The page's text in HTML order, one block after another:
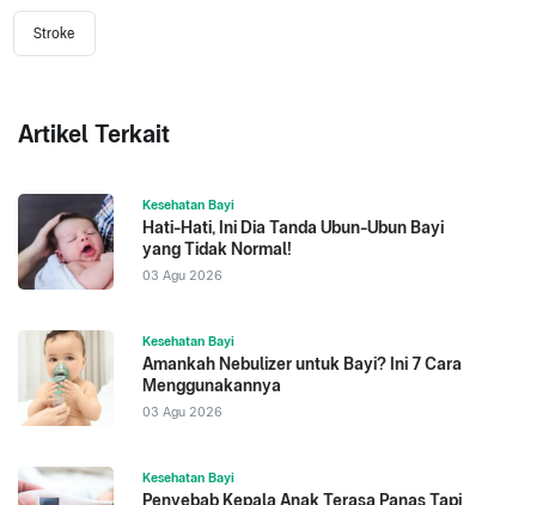
Stroke
Artikel Terkait
Kesehatan Bayi
Hati-Hati, Ini Dia Tanda Ubun-Ubun Bayi
yang Tidak Normal!
03 Agu 2026
Kesehatan Bayi
Amankah Nebulizer untuk Bayi? Ini 7 Cara
Menggunakannya
03 Agu 2026
Kesehatan Bayi
Penyebab Kepala Anak Terasa Panas Tapi